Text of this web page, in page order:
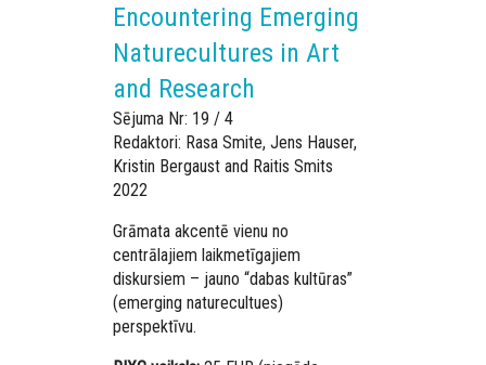
Encountering Emerging
Naturecultures in Art
and Research
Sējuma Nr: 19 / 4
Redaktori: Rasa Smite, Jens Hauser,
Kristin Bergaust and Raitis Smits
2022
Grāmata akcentē vienu no
centrālajiem laikmetīgajiem
diskursiem – jauno “dabas kultūras”
(emerging naturecultues)
perspektīvu.